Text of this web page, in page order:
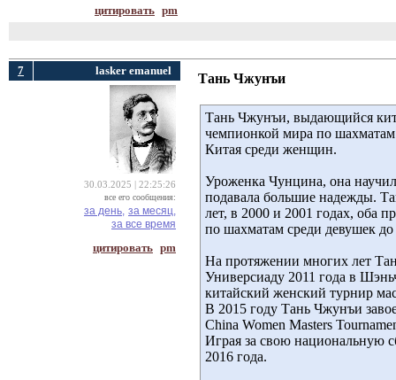
цитировать pm
7 lasker emanuel
30.03.2025 | 22:25:26
все его сообщения:
за день, за месяц,
за все время
цитировать pm
Тань Чжунъи
Тань Чжунъи, выдающийся
чемпионкой мира по
Китая среди женщин.
Уроженка Чунцина, она
подавала большие надежды.
лет, в 2000 и 2001 годах, оба
по шахматам среди девушек
На протяжении многих лет
Универсиаду 2011 года в
китайский женский турнир
В 2015 году Тань Чжунъи
China Women Masters
Играя за свою национальную
2016 года.